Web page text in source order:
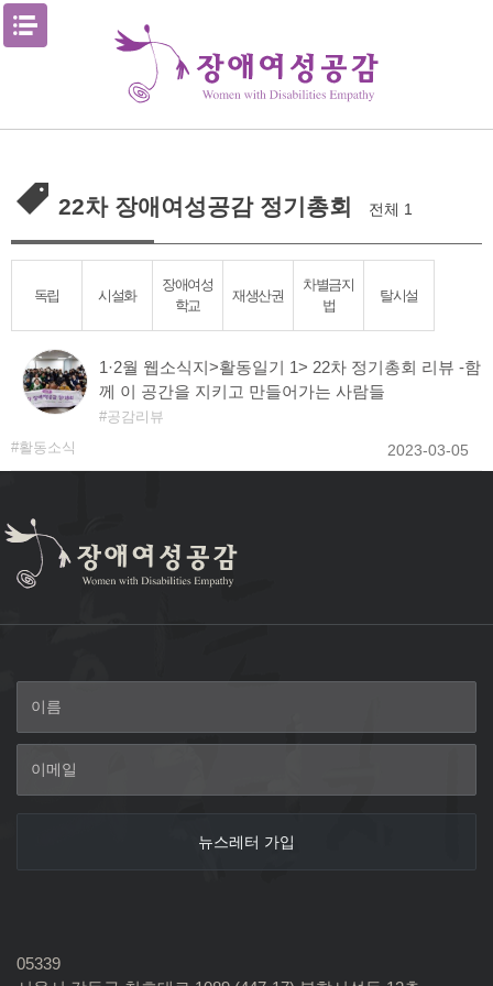
Skip
22차 장애여성공감 정기총회 전체 1
독립 시설화
장애여성
학교
재생산권
차별금지
법
탈시설
1·2월 웹소식지>활동일기 1> 22차 정기총회 리뷰 -함
께 이 공간을 지키고 만들어가는 사람들
공감리뷰
활동소식
2023-03-05
05339